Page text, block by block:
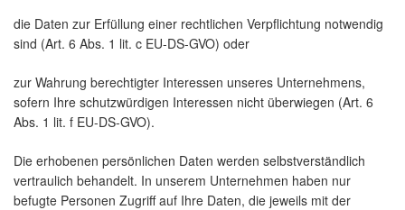
die Daten zur Erfüllung einer rechtlichen Verpflichtung notwendig
sind (Art. 6 Abs. 1 lit. c EU-DS-GVO) oder
zur Wahrung berechtigter Interessen unseres Unternehmens,
sofern Ihre schutzwürdigen Interessen nicht überwiegen (Art. 6
Abs. 1 lit. f EU-DS-GVO).
Die erhobenen persönlichen Daten werden selbstverständlich
vertraulich behandelt. In unserem Unternehmen haben nur
befugte Personen Zugriff auf Ihre Daten, die jeweils mit der